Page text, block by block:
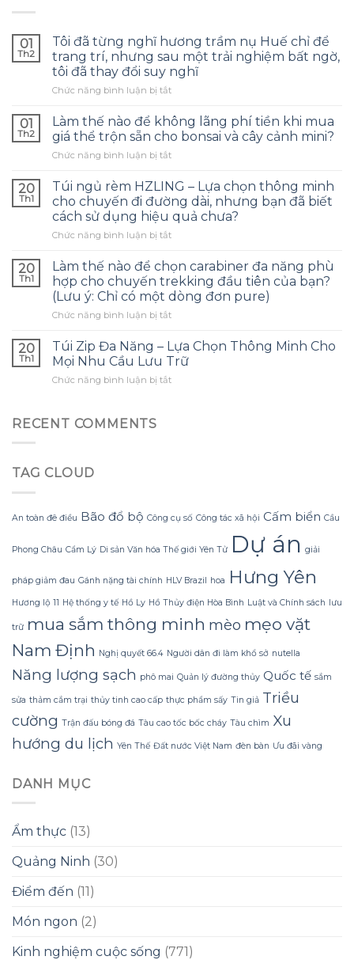
01
Th2
Tôi đã từng nghĩ hương trầm nụ Huế chỉ để
trang trí, nhưng sau một trải nghiệm bất ngờ,
tôi đã thay đổi suy nghĩ
Chức năng bình luận bị tắtở
đã
từng
nghĩ
hương
nụ
Huế
chỉ
để
trang
nhưng
sau
một
trải
nghiệm
ngờ,
tôi
thay
01
Th2
Làm thế nào để không lãng phí tiền khi mua
giá thể trộn sẵn cho bonsai và cây cảnh mini?
Chức năng bình luận bị tắtở
thế
nào
để
không
lãng
tiền
khi
mua
giá
thể
sẵn
cho
bonsai
và
20
Th1
Túi ngủ rèm HZLING – Lựa chọn thông minh
cho chuyến đi đường dài, nhưng bạn đã biết
cách sử dụng hiệu quả chưa?
Chức năng bình luận bị tắtở
rèm
HZLING
–
Lựa
thông
minh
cho
chuyến
dụng
quả
chưa?
20
Th1
Làm thế nào để chọn carabiner đa năng phù
hợp cho chuyến trekking đầu tiên của bạn?
(Lưu ý: Chỉ có một dòng đơn pure)
Chức năng bình luận bị tắtở
thế
nào
để
chọn
tiên
(Lưu
Chỉ
có
một
dòng
pure)
20
Th1
Túi Zip Đa Năng – Lựa Chọn Thông Minh Cho
Mọi Nhu Cầu Lưu Trữ
Chức năng bình luận bị tắtở
Cầu
Trữ
RECENT COMMENTS
TAG CLOUD
An toàn đê điều Bão đổ bộ Công cụ số Công tác xã hội Cấm biển Cầu
Phong Châu Cẩm Lý Di sản Văn hóa Thế giới Yên Tử Dự án giải
pháp giảm đau Gánh nặng tài chính HLV Brazil hoa Hưng Yên
Hương lộ 11 Hệ thống y tế Hồ Ly Hồ Thủy điện Hòa Bình Luật và Chính sách lưu
trữ mua sắm thông minh mèo mẹo vặt
Nam Định Nghị quyết 66.4 Người dân đi làm khổ sở nutella
Năng lượng sạch phô mai Quản lý đường thủy Quốc tế sắm
sửa thảm cắm trại thủy tinh cao cấp thực phẩm sấy Tin giả Triều
cường Trận đấu bóng đá Tàu cao tốc bốc cháy Tàu chìm Xu
hướng du lịch Yên Thế Đất nước Việt Nam đèn bàn Ưu đãi vàng
DANH MỤC
Ẩm thực (13)
Quảng Ninh (30)
Điểm đến (11)
Món ngon (2)
Kinh nghiệm cuộc sống (771)